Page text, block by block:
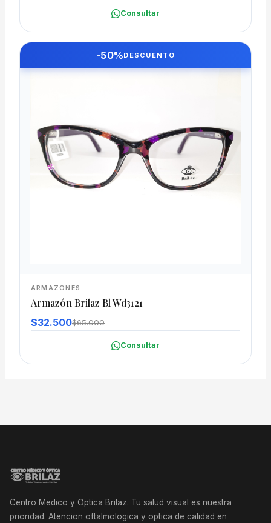
Consultar
-50%DESCUENTO
ARMAZONES
Armazón Brilaz Bl Wd3121
$32.500$65.000
Consultar
Centro Medico y Optica Brilaz. Tu salud visual es nuestra
prioridad. Atencion oftalmologica y optica de calidad en